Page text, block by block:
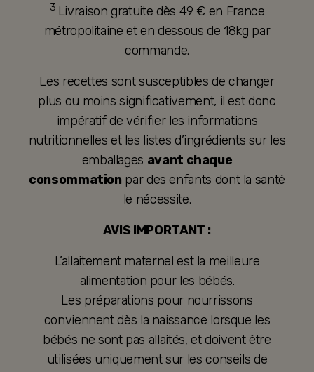
3 Livraison gratuite dès 49 € en France
métropolitaine et en dessous de 18kg par
commande.
Les recettes sont susceptibles de changer
plus ou moins significativement, il est donc
impératif de vérifier les informations
nutritionnelles et les listes d’ingrédients sur les
emballages avant chaque
consommation par des enfants dont la santé
le nécessite.
AVIS IMPORTANT :
L’allaitement maternel est la meilleure
alimentation pour les bébés.
Les préparations pour nourrissons
conviennent dès la naissance lorsque les
bébés ne sont pas allaités, et doivent être
utilisées uniquement sur les conseils de